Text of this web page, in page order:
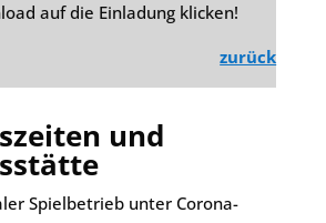
auf die Einladung klicken!
zurück
und
Spielbetrieb unter Corona-